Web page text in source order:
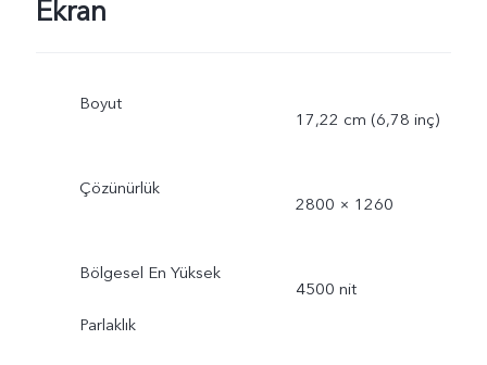
Ekran
Boyut
17,22 cm (6,78 inç)
Çözünürlük
2800 × 1260
Bölgesel En Yüksek
Parlaklık
4500 nit